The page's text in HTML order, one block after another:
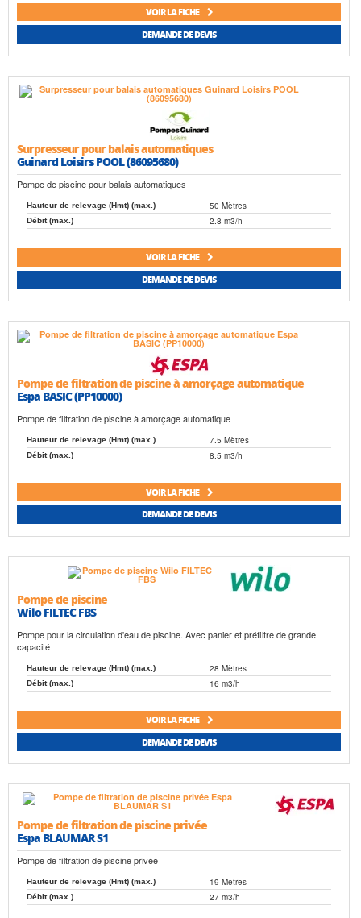
VOIR LA FICHE
DEMANDE DE DEVIS
Surpresseur pour balais automatiques
Guinard Loisirs POOL (86095680)
Pompe de piscine pour balais automatiques
Hauteur de relevage (Hmt) (max.) 50 Mètres
Débit (max.) 2.8 m3/h
VOIR LA FICHE
DEMANDE DE DEVIS
Pompe de filtration de piscine à amorçage automatique
Espa BASIC (PP10000)
Pompe de filtration de piscine à amorçage automatique
Hauteur de relevage (Hmt) (max.) 7.5 Mètres
Débit (max.) 8.5 m3/h
VOIR LA FICHE
DEMANDE DE DEVIS
Pompe de piscine
Wilo FILTEC FBS
Pompe pour la circulation d'eau de piscine. Avec panier et préfiltre de grande
capacité
Hauteur de relevage (Hmt) (max.) 28 Mètres
Débit (max.) 16 m3/h
VOIR LA FICHE
DEMANDE DE DEVIS
Pompe de filtration de piscine privée
Espa BLAUMAR S1
Pompe de filtration de piscine privée
Hauteur de relevage (Hmt) (max.) 19 Mètres
Débit (max.) 27 m3/h